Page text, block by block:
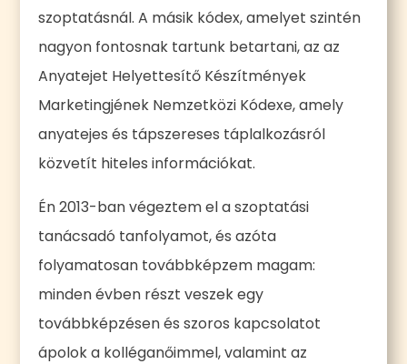
szoptatásnál. A másik kódex, amelyet szintén
nagyon fontosnak tartunk betartani, az az
Anyatejet Helyettesítő Készítmények
Marketingjének Nemzetközi Kódexe, amely
anyatejes és tápszereses táplalkozásról
közvetít hiteles információkat.
Én 2013-ban végeztem el a szoptatási
tanácsadó tanfolyamot, és azóta
folyamatosan továbbképzem magam:
minden évben részt veszek egy
továbbképzésen és szoros kapcsolatot
ápolok a kolléganőimmel, valamint az